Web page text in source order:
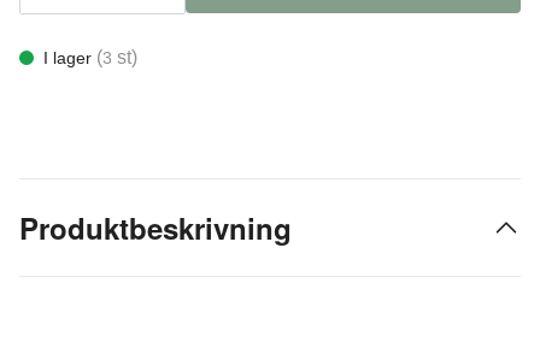
I lager (3 st)
Produktbeskrivning